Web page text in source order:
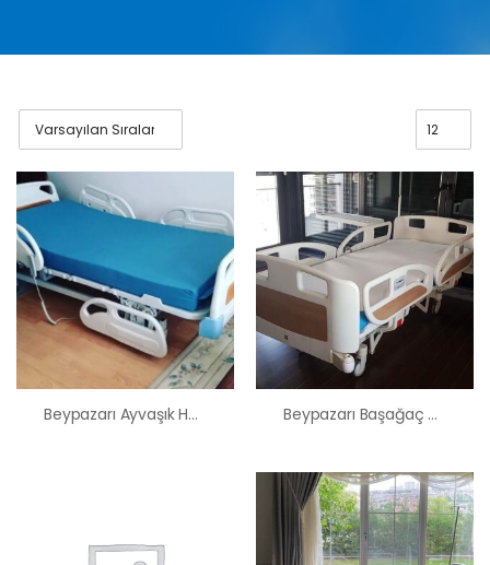
ABS
Beypazarı Ayvaşık Hasta Karyolası Satış Kiralama Fiyatı Beypazarı Başağaç Hasta Karyolası Satış Kiralama Fiyatı